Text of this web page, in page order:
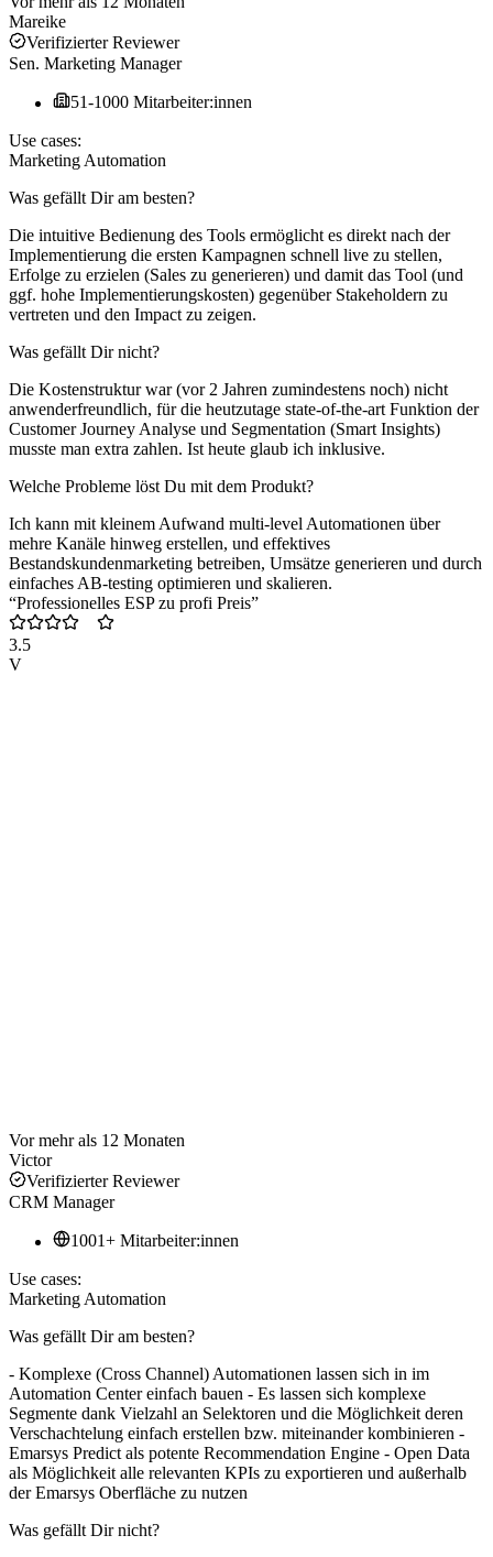
Mareike
Verifizierter Reviewer
Sen. Marketing Manager
51-1000 Mitarbeiter:innen
Use cases:
Marketing Automation
Was gefällt Dir am besten?
Die intuitive Bedienung des Tools ermöglicht es direkt nach der
Implementierung die ersten Kampagnen schnell live zu stellen,
Erfolge zu erzielen (Sales zu generieren) und damit das Tool (und
ggf. hohe Implementierungskosten) gegenüber Stakeholdern zu
vertreten und den Impact zu zeigen.
Was gefällt Dir nicht?
Die Kostenstruktur war (vor 2 Jahren zumindestens noch) nicht
anwenderfreundlich, für die heutzutage state-of-the-art Funktion der
Customer Journey Analyse und Segmentation (Smart Insights)
musste man extra zahlen. Ist heute glaub ich inklusive.
Welche Probleme löst Du mit dem Produkt?
Ich kann mit kleinem Aufwand multi-level Automationen über
mehre Kanäle hinweg erstellen, und effektives
Bestandskundenmarketing betreiben, Umsätze generieren und durch
einfaches AB-testing optimieren und skalieren.
“Professionelles ESP zu profi Preis”
3.5
V
Vor mehr als 12 Monaten
Victor
Verifizierter Reviewer
CRM Manager
1001+ Mitarbeiter:innen
Use cases:
Marketing Automation
Was gefällt Dir am besten?
- Komplexe (Cross Channel) Automationen lassen sich in im
Automation Center einfach bauen - Es lassen sich komplexe
Segmente dank Vielzahl an Selektoren und die Möglichkeit deren
Verschachtelung einfach erstellen bzw. miteinander kombinieren -
Emarsys Predict als potente Recommendation Engine - Open Data
als Möglichkeit alle relevanten KPIs zu exportieren und außerhalb
der Emarsys Oberfläche zu nutzen
Was gefällt Dir nicht?